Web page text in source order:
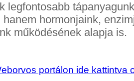
legfontosabb
hormonjaink,
működésének alapja is.
portálon ide kattintva